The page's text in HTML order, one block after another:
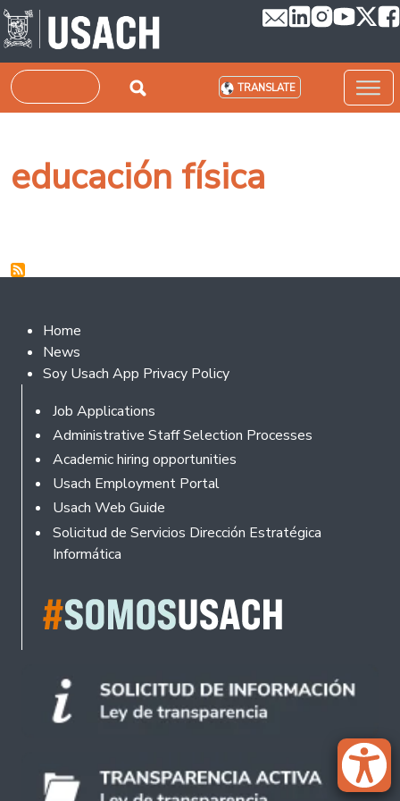
Skip to main content
Search TRANSLATE
educación física
Footer 2
Home
News
Soy Usach App Privacy Policy
Footer
Job Applications
Administrative Staff Selection Processes
Academic hiring opportunities
Usach Employment Portal
Usach Web Guide
Solicitud de Servicios Dirección Estratégica
Informática